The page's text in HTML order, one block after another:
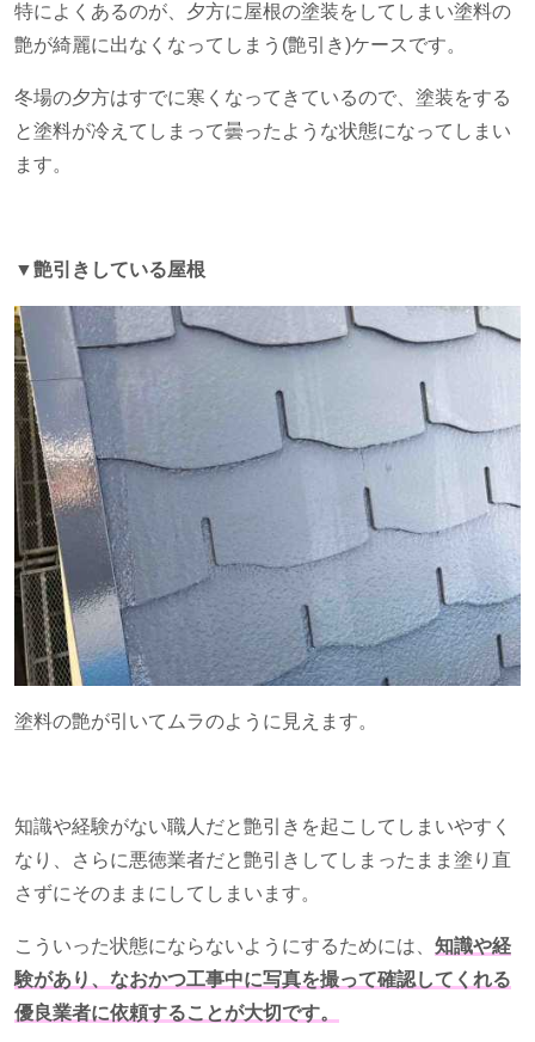
特によくあるのが、夕方に屋根の塗装をしてしまい塗料の
艶が綺麗に出なくなってしまう(艶引き)ケースです。
冬場の夕方はすでに寒くなってきているので、塗装をする
と塗料が冷えてしまって曇ったような状態になってしまい
ます。
▼艶引きしている屋根
塗料の艶が引いてムラのように見えます。
知識や経験がない職人だと艶引きを起こしてしまいやすく
なり、さらに悪徳業者だと艶引きしてしまったまま塗り直
さずにそのままにしてしまいます。
こういった状態にならないようにするためには、 知識や経
験があり、なおかつ工事中に写真を撮って確認してくれる
優良業者に依頼することが大切です。